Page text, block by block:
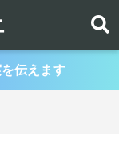
伝えます